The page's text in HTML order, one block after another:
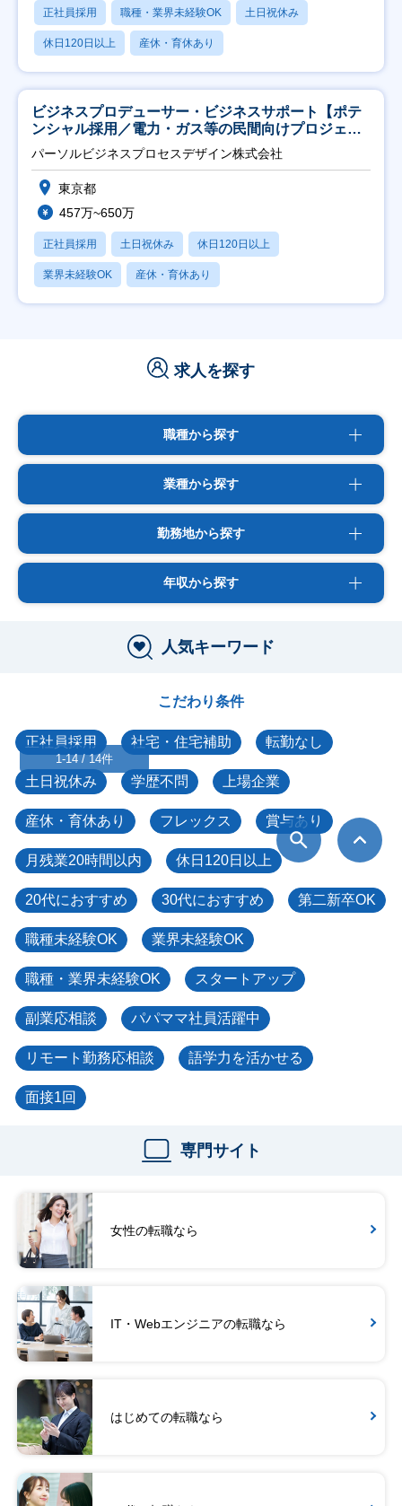
正社員採用 職種・業界未経験OK 土日祝休み
休日120日以上 産休・育休あり
ビジネスプロデューサー・ビジネスサポート【ポテ
ンシャル採用／電力・ガス等の民間向けプロジェク
ト推進】
パーソルビジネスプロセスデザイン株式会社
東京都
457万~650万
正社員採用 土日祝休み 休日120日以上
業界未経験OK 産休・育休あり
求人を探す
職種から探す
業種から探す
勤務地から探す
年収から探す
人気キーワード
こだわり条件
正社員採用 社宅・住宅補助 転勤なし
土日祝休み 学歴不問 上場企業
産休・育休あり フレックス 賞与あり
月残業20時間以内 休日120日以上
20代におすすめ 30代におすすめ 第二新卒OK
職種未経験OK 業界未経験OK
職種・業界未経験OK スタートアップ
副業応相談 パパママ社員活躍中
リモート勤務応相談 語学力を活かせる
面接1回
専門サイト
女性の転職なら
IT・Webエンジニアの転職なら
はじめての転職なら
1-14 / 14件